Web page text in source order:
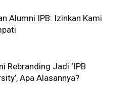
Alumni IPB: Izinkan Kami
Rebranding Jadi ‘IPB
Apa Alasannya?